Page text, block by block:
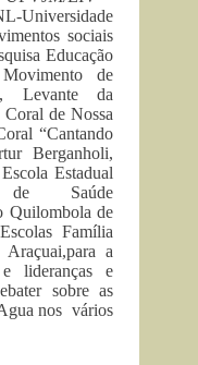
Universidade
sociais
Educação
de
Levante da
de Nossa
“Cantando
Berganholi,
Estadual
Saúde
Quilombola de
Família
a
lideranças e
sobre as
nos vários